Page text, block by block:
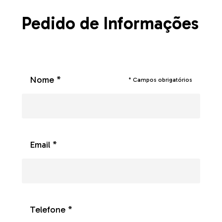
Pedido de Informações
Nome * * Campos obrigatórios
Email *
Telefone *